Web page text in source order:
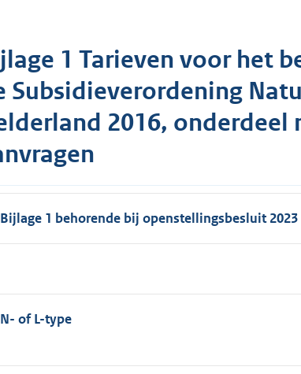
1 Tarieven voor het
Subsidieverordening
2016,
Bijlage 1 behorende bij openstellingsbesluit 2023
N- of L-type